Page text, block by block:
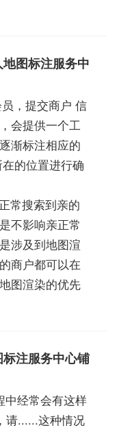
图标注服务中
，提交商户 信
会提供一个工
渐标注相应的
的位置进行确
常搜索到亲的
不影响亲正常
涉及到地图渲
商户都可以在
图渲染的优先
注服务中心铺
中经常会有这样
请......这种情况